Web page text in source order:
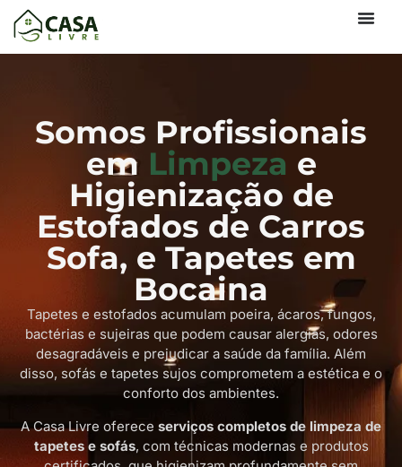
Somos Profissionais
em Limpeza e
Higienização de
Estofados de Carros
Sofa, e Tapetes em
Bocaina
Tapetes e estofados acumulam poeira, ácaros, fungos,
bactérias e sujeiras que podem causar alergias, odores
desagradáveis e prejudicar a saúde da família. Além
disso, sofás e tapetes sujos comprometem a estética e o
conforto dos ambientes.
A Casa Livre oferece serviços completos de limpeza de
tapetes e sofás, com técnicas modernas e produtos